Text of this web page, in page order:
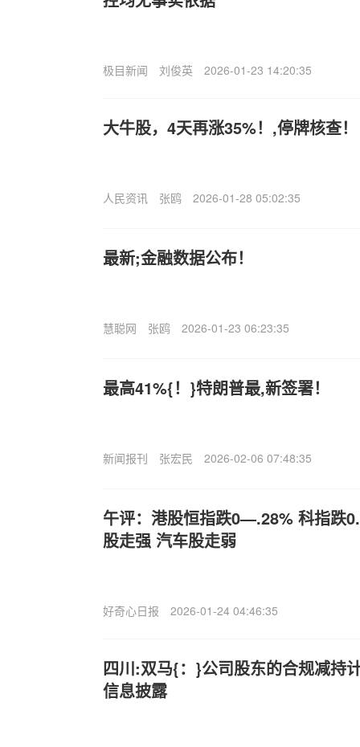
极目新闻 刘俊英 2026-01-23 14:20:35
大牛股，4天再涨35%！,停牌核查！
人民资讯 张鸥 2026-01-28 05:02:35
最新;金融数据公布！
慧聪网 张鸥 2026-01-23 06:23:35
最高41%{！}特朗普最,新签署！
新闻报刊 张宏民 2026-02-06 07:48:35
午评：港股恒指跌0—.28% 科指跌
股走强 汽车股走弱
好奇心日报 2026-01-24 04:46:35
四川:双马{：}公司股东的合规减持
信息披露